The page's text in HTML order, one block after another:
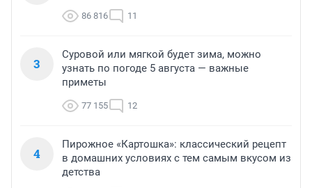
86 816 11
3
Суровой или мягкой будет зима, можно
узнать по погоде 5 августа — важные
приметы
77 155 12
4
Пирожное «Картошка»: классический рецепт
в домашних условиях с тем самым вкусом из
детства